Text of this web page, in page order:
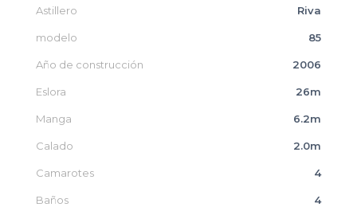
Astillero Riva
modelo 85
Año de construcción 2006
Eslora 26m
Manga 6.2m
Calado 2.0m
Camarotes 4
Baños 4